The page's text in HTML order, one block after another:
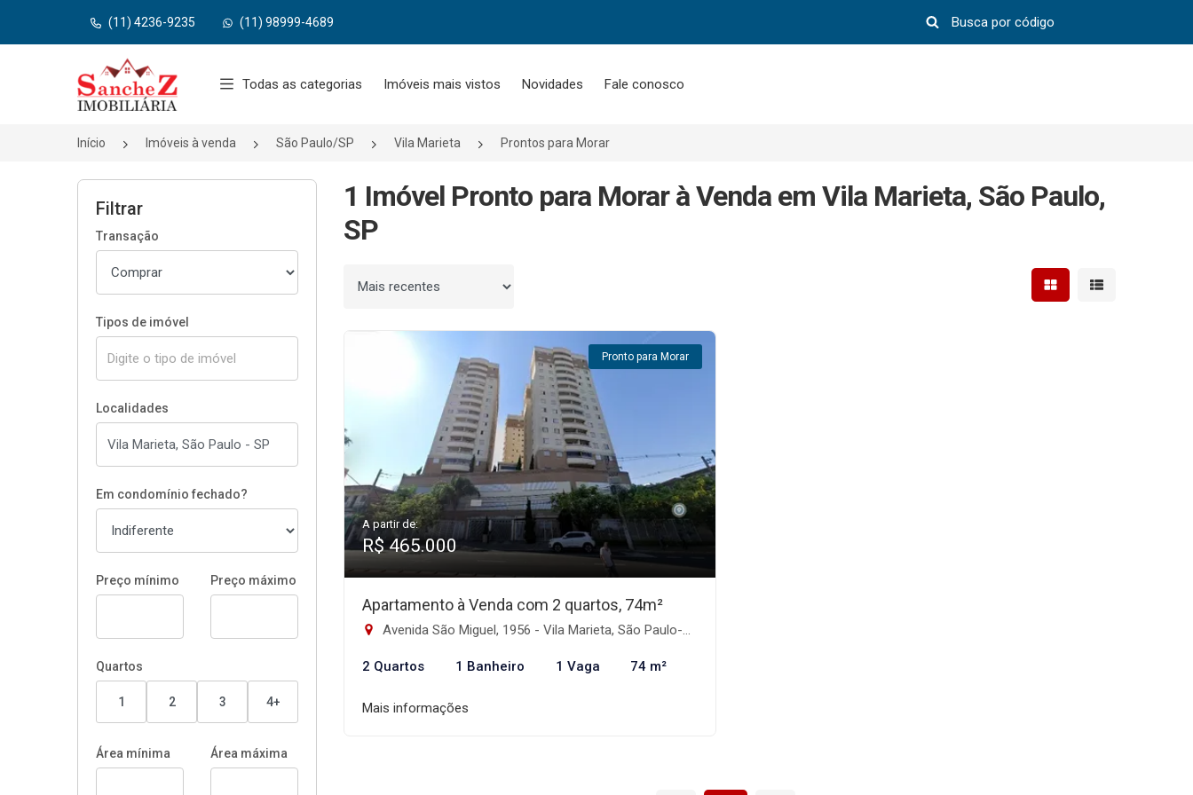
(11) 4236-9235 (11) 98999-4689
Página inicial
Todas as categorias Imóveis mais vistos Novidades Fale conosco
Início Imóveis à venda São Paulo/SP Vila Marieta Prontos para Morar
Filtrar
Transação
Tipos de imóvel
Localidades
Em condomínio fechado?
Preço mínimo Preço máximo
Quartos
1 2 3 4+
Área mínima Área máxima
1 Imóvel Pronto para Morar à Venda em Vila Marieta, São Paulo,
SP
Ordenar por Mostrar resultados em
Mostrar
Pronto para Morar
A partir de:
R$ 465.000
Apartamento à Venda com 2 quartos, 74m²
Avenida São Miguel, 1956 - Vila Marieta, São Paulo-SP
2 Quartos 1 Banheiro 1 Vaga 74 m²
Mais informações